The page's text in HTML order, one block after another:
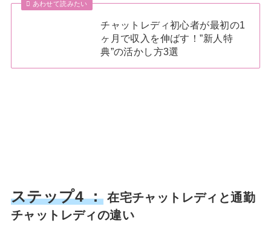
あわせて読みたい
チャットレディ初心者が最初の1
ヶ月で収入を伸ばす！”新人特
典”の活かし方3選
ステップ4 ：在宅チャットレディと通勤
チャットレディの違い